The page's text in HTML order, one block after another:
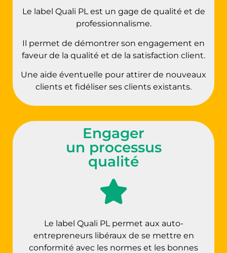
Le label Quali PL est un gage de qualité et de
professionnalisme.
Il permet de démontrer son engagement en
faveur de la qualité et de la satisfaction client.
Une aide éventuelle pour attirer de nouveaux
clients et fidéliser ses clients existants.
Engager
un processus
qualité
Le label Quali PL permet aux auto-
entrepreneurs libéraux de se mettre en
conformité avec les normes et les bonnes